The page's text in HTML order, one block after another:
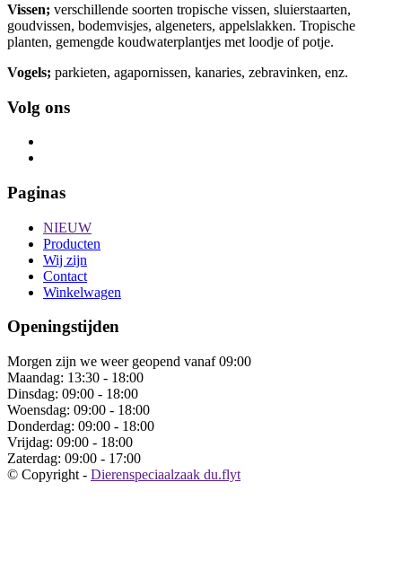
Vissen; verschillende soorten tropische vissen, sluierstaarten,
goudvissen, bodemvisjes, algeneters, appelslakken. Tropische
planten, gemengde koudwaterplantjes met loodje of potje.
Vogels; parkieten, agapornissen, kanaries, zebravinken, enz.
Volg ons
Paginas
NIEUW
Producten
Wij zijn
Contact
Winkelwagen
Openingstijden
Morgen zijn we weer geopend vanaf 09:00
Maandag: 13:30 - 18:00
Dinsdag: 09:00 - 18:00
Woensdag: 09:00 - 18:00
Donderdag: 09:00 - 18:00
Vrijdag: 09:00 - 18:00
Zaterdag: 09:00 - 17:00
© Copyright - Dierenspeciaalzaak du.flyt